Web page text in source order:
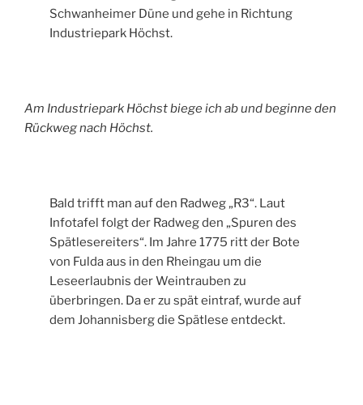
Schwanheimer Düne und gehe in Richtung
Industriepark Höchst.
Am Industriepark Höchst biege ich ab und beginne den
Rückweg nach Höchst.
Bald trifft man auf den Radweg „R3“. Laut
Infotafel folgt der Radweg den „Spuren des
Spätlesereiters“. Im Jahre 1775 ritt der Bote
von Fulda aus in den Rheingau um die
Leseerlaubnis der Weintrauben zu
überbringen. Da er zu spät eintraf, wurde auf
dem Johannisberg die Spätlese entdeckt.